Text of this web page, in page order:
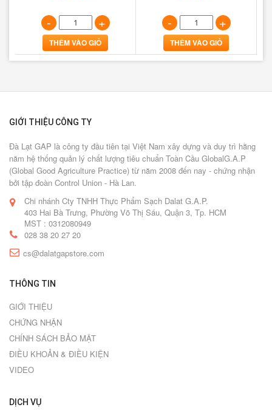
- +
THÊM VÀO GIỎ
- +
THÊM VÀO GIỎ
GIỚI THIỆU CÔNG TY
Đà Lạt GAP là công ty đầu tiên tại Việt Nam xây dựng và duy trì hằng
năm hệ thống quản lý chất lượng tiêu chuẩn Toàn Cầu GlobalG.A.P
(Global Good Agriculture Practice) từ năm 2008 đến nay - chứng nhận
bởi tập đoàn Control Union - Hà Lan.
Chi nhánh Cty TNHH Thực Phẩm Sạch Dalat G.A.P.
403 Hai Bà Trưng, Phường Võ Thị Sáu, Quận 3, Tp. HCM
MST : 0312080949
028 38 20 27 20
cs@dalatgapstore.com
THÔNG TIN
GIỚI THIỆU
CHỨNG NHẬN
CHÍNH SÁCH BẢO MẬT
ĐIỀU KHOẢN & ĐIỀU KIỆN
VIDEO
DỊCH VỤ